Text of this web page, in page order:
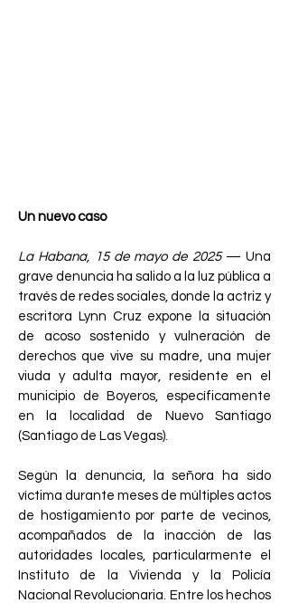
Un nuevo caso
La Habana, 15 de mayo de 2025— Una
grave denuncia ha salido a la luz pública a
través de redes sociales, donde la actriz y
escritora Lynn Cruz expone la situación
de acoso sostenido y vulneración de
derechos que vive su madre, una mujer
viuda y adulta mayor, residente en el
municipio de Boyeros, específicamente
en la localidad de Nuevo Santiago
(Santiago de Las Vegas).
Según la denuncia, la señora ha sido
víctima durante meses de múltiples actos
de hostigamiento por parte de vecinos,
acompañados de la inacción de las
autoridades locales, particularmente el
Instituto de la Vivienda y la Policía
Nacional Revolucionaria. Entre los hechos